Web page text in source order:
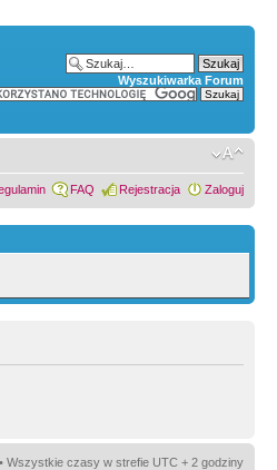
Wyszukiwarka Forum
FAQ Rejestracja Zaloguj
• Wszystkie czasy w strefie UTC + 2 godziny